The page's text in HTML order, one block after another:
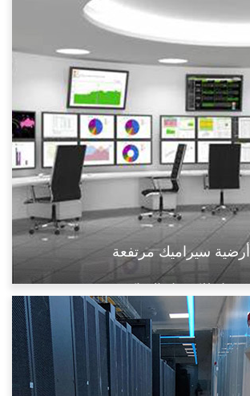
مغلف
تشطيب سيراميكي
أرضية سيراميك مرتفعة
مضاد للكهرباء الساكنة
مثقب